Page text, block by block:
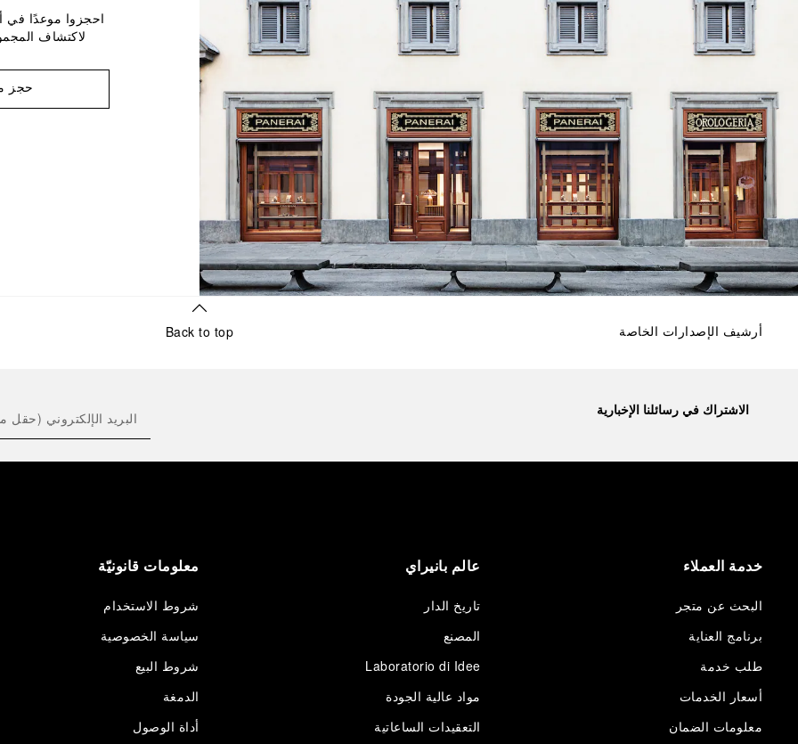
احجزوا موعدًا في
لاكتشاف
حجز
أرشيف الإصدارات الخاصة Back to top
الاشتراك في رسائلنا الإخبارية
خدمة العملاء
البحث عن متجر
برنامج العناية
طلب خدمة
أسعار الخدمات
معلومات الضمان
عالم بانيراي
تاريخ الدار
المصنع
Laboratorio di Idee
مواد عالية الجودة
التعقيدات الساعاتية
معلومات قانونيّة
شروط الاستخدام
سياسة الخصوصية
شروط البيع
الدمغة
أداة الوصول